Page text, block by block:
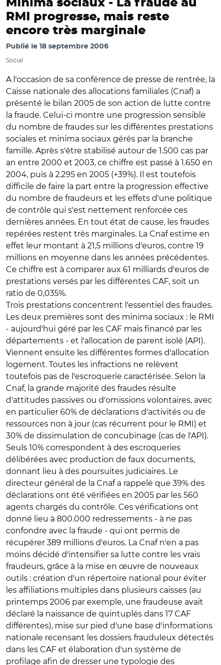
Minima sociaux - La fraude au
RMI progresse, mais reste
encore très marginale
Publié le 18 septembre 2006
Social
A l'occasion de sa conférence de presse de rentrée, la
Caisse nationale des allocations familiales (Cnaf) a
présenté le bilan 2005 de son action de lutte contre
la fraude. Celui-ci montre une progression sensible
du nombre de fraudes sur les différentes prestations
sociales et minima sociaux gérés par la branche
famille. Après s'être stabilisé autour de 1.500 cas par
an entre 2000 et 2003, ce chiffre est passé à 1.650 en
2004, puis à 2.295 en 2005 (+39%). Il est toutefois
difficile de faire la part entre la progression effective
du nombre de fraudeurs et les effets d'une politique
de contrôle qui s'est nettement renforcée ces
dernières années. En tout état de cause, les fraudes
repérées restent très marginales. La Cnaf estime en
effet leur montant à 21,5 millions d'euros, contre 19
millions en moyenne dans les années précédentes.
Ce chiffre est à comparer aux 61 milliards d'euros de
prestations versés par les différentes CAF, soit un
ratio de 0,035%.
Trois prestations concentrent l'essentiel des fraudes.
Les deux premières sont des minima sociaux : le RMI
- aujourd'hui géré par les CAF mais financé par les
départements - et l'allocation de parent isolé (API).
Viennent ensuite les différentes formes d'allocation
logement. Toutes les infractions ne relèvent
toutefois pas de l'escroquerie caractérisée. Selon la
Cnaf, la grande majorité des fraudes résulte
d'attitudes passives ou d'omissions volontaires, avec
en particulier 60% de déclarations d'activités ou de
ressources non à jour (cas récurrent pour le RMI) et
30% de dissimulation de concubinage (cas de l'API).
Seuls 10% correspondent à des escroqueries
délibérées avec production de faux documents,
donnant lieu à des poursuites judiciaires. Le
directeur général de la Cnaf a rappelé que 39% des
déclarations ont été vérifiées en 2005 par les 560
agents chargés du contrôle. Ces vérifications ont
donné lieu à 800.000 redressements - à ne pas
confondre avec la fraude - qui ont permis de
récupérer 389 millions d'euros. La Cnaf n'en a pas
moins décidé d'intensifier sa lutte contre les vrais
fraudeurs, grâce à la mise en œuvre de nouveaux
outils : création d'un répertoire national pour éviter
les affiliations multiples dans plusieurs caisses (au
printemps 2006 par exemple, une fraudeuse avait
déclaré la naissance de quintuplés dans 17 CAF
différentes), mise sur pied d'une base d'informations
nationale recensant les dossiers frauduleux détectés
dans les CAF et élaboration d'un système de
profilage afin de dresser une typologie des